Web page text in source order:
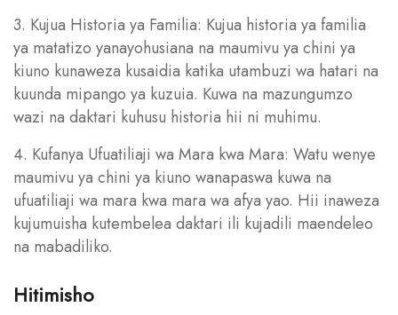
3. Kujua Historia ya Familia: Kujua historia ya familia
ya matatizo yanayohusiana na maumivu ya chini ya
kiuno kunaweza kusaidia katika utambuzi wa hatari na
kuunda mipango ya kuzuia. Kuwa na mazungumzo
wazi na daktari kuhusu historia hii ni muhimu.
4. Kufanya Ufuatiliaji wa Mara kwa Mara: Watu wenye
maumivu ya chini ya kiuno wanapaswa kuwa na
ufuatiliaji wa mara kwa mara wa afya yao. Hii inaweza
kujumuisha kutembelea daktari ili kujadili maendeleo
na mabadiliko.
Hitimisho